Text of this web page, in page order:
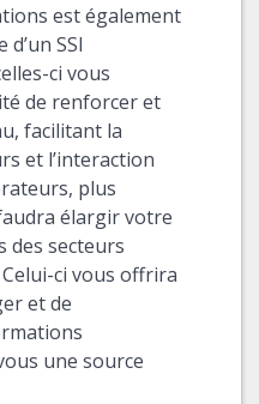
est également
SSI
ci vous
de renforcer et
facilitant la
et l’interaction
plus
élargir votre
des secteurs
Celui-ci vous offrira
et de
une source